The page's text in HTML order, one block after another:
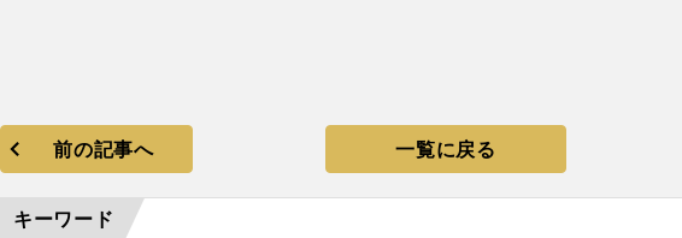
前の記事へ 一覧に戻る
キーワード